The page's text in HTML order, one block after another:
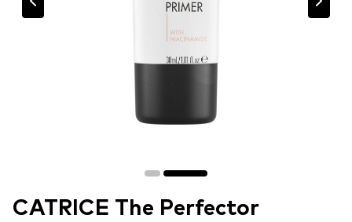
CATRICE The Perfector